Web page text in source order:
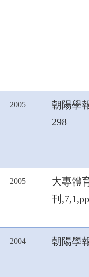
2005
朝陽學
298
2005
大專體
刊
2004 朝陽學